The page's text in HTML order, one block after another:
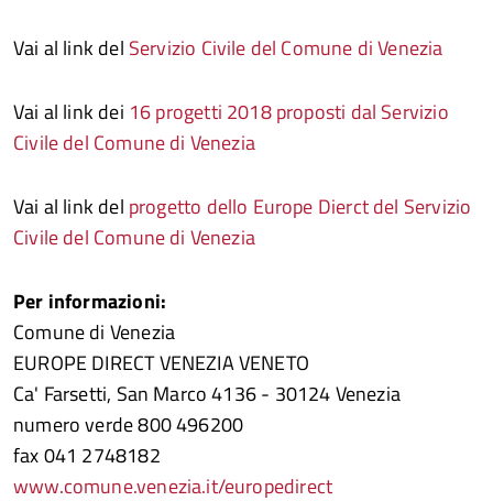
Vai al link del Servizio Civile del Comune di Venezia
Vai al link dei 16 progetti 2018 proposti dal Servizio
Civile del Comune di Venezia
Vai al link del progetto dello Europe Dierct del Servizio
Civile del Comune di Venezia
Per informazioni:
Comune di Venezia
EUROPE DIRECT VENEZIA VENETO
Ca' Farsetti, San Marco 4136 - 30124 Venezia
numero verde 800 496200
fax 041 2748182
www.comune.venezia.it/europedirect